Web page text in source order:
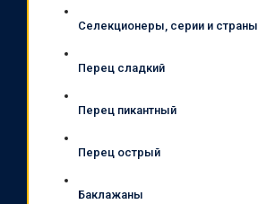
Селекционеры, серии и страны
Перец сладкий
Перец пикантный
Перец острый
Баклажаны